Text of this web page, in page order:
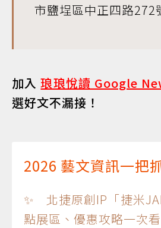
市鹽埕區中正四路272
加入琅琅悅讀 Google
選好文不漏接！
2026 藝文資訊一把
✨ 北捷原創IP「捷米
點展區、優惠攻略一次看